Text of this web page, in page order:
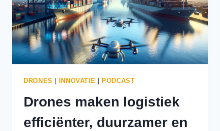
DRONES INNOVATIE PODCAST
Drones maken logistiek
efficiënter, duurzamer en